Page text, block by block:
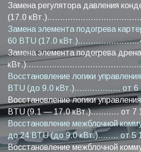
Замена регулятора давления
(17.0
Замена элемента подогрева
60 BTU (17.0
Замена элемента подогрева
Восстановление логики
BTU (до 9.0 кВт.).................. от 6
Восстановление логики
BTU (9.1 — 17.0 кВт.)........... от 7
Восстановление межблочной
до 24 BTU (до 9.0 кВт.)........ от 5
Восстановление межблочной